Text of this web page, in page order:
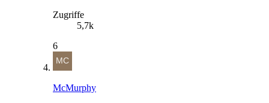
Zugriffe
5,7k
6
McMurphy